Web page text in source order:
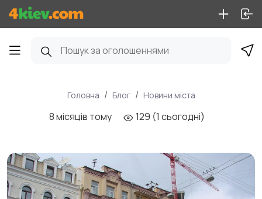
Головна Блог Новини міста
8 місяців тому 129 (1 сьогодні)